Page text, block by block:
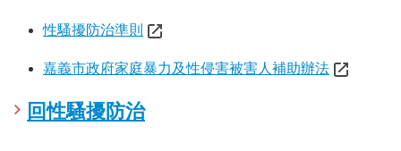
關
性騷擾防治準則
嘉義市政府家庭暴力及性侵害被害人補助辦法
回性騷擾防治